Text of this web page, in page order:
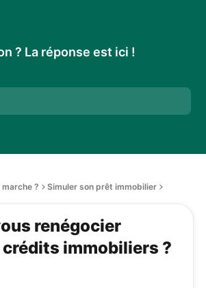
? La réponse est ici !
? Simuler son prêt immobilier
renégocier
immobiliers ?